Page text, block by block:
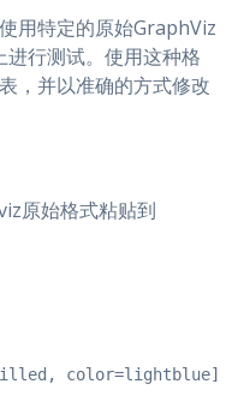
用特定的原始GraphViz
行测试。使用这种格
，并以准确的方式修改
原始格式粘贴到
color=lightblue];